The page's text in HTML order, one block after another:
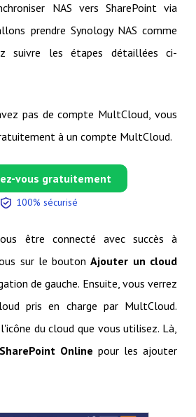
NAS vers SharePoint via
prendre Synology NAS comme
suivre les étapes détaillées ci-
pas de compte MultCloud, vous
à un compte MultCloud.
vous gratuitement
100% sécurisé
être connecté avec succès à
sur le boutonAjouter un cloud
de gauche. Ensuite, vous verrez
pris en charge par MultCloud.
du cloud que vous utilisez. Là,
SharePoint Online pour les ajouter